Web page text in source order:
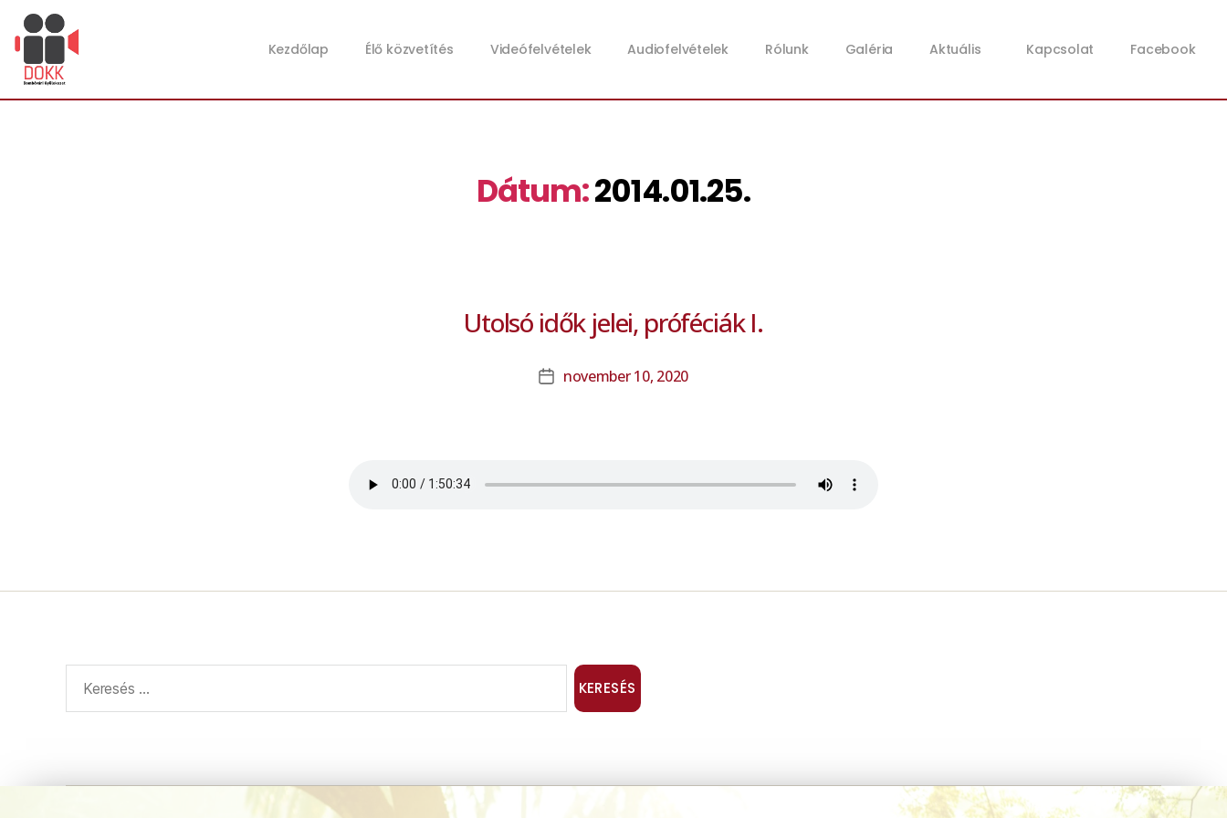
Kezdőlap Élő közvetítés Videófelvételek Audiofelvételek Rólunk Galéria Aktuális Kapcsolat Facebook
Dátum:2014.01.25.
Utolsó idők jelei, próféciák I.
november 10, 2020